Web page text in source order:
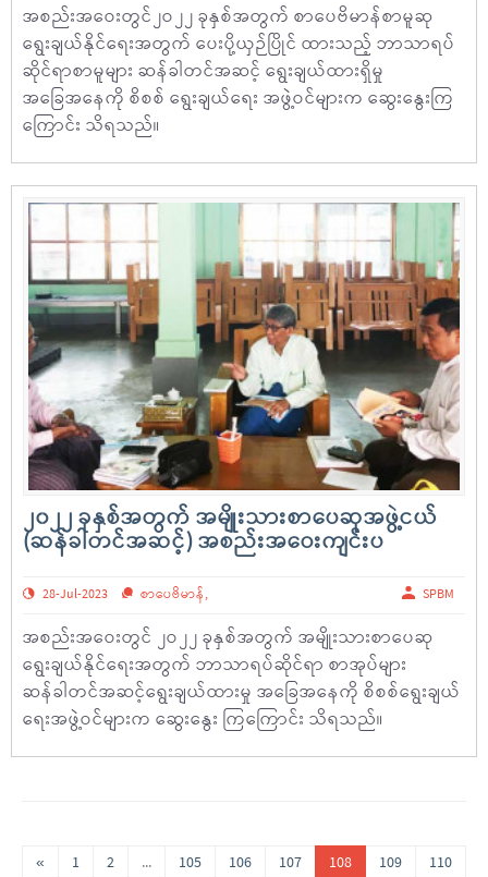
အစည်းအဝေးတွင်၂ဝ၂၂ ခုနှစ်အတွက် စာပေဗိမာန်စာမူဆု
ရွေးချယ်နိုင်ရေးအတွက် ပေးပို့ယှဉ်ပြိုင် ထားသည့် ဘာသာရပ်
ဆိုင်ရာစာမူများ ဆန်ခါတင်အဆင့် ရွေးချယ်ထားရှိမှု
အခြေအနေကို စိစစ် ရွေးချယ်ရေး အဖွဲ့ဝင်များက ဆွေးနွေးကြ
ကြောင်း သိရသည်။
၂၀၂၂ ခုနှစ်အတွက် အမျိုးသားစာပေဆုအဖွဲ့ငယ်
(ဆန်ခါတင်အဆင့်) အစည်းအဝေးကျင်းပ
28-Jul-2023 စာပေဗိမာန်, SPBM
အစည်းအဝေးတွင် ၂ဝ၂၂ ခုနှစ်အတွက် အမျိုးသားစာပေဆု
ရွေးချယ်နိုင်ရေးအတွက် ဘာသာရပ်ဆိုင်ရာ စာအုပ်များ
ဆန်ခါတင်အဆင့်ရွေးချယ်ထားမှု အခြေအနေကို စိစစ်ရွေးချယ်
ရေးအဖွဲ့ဝင်များက ဆွေးနွေး ကြကြောင်း သိရသည်။
« 1 2 ... 105 106 107 108 109
110